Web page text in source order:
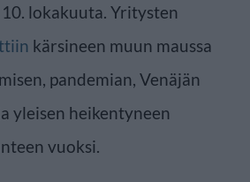
lokakuuta. Yritysten
kärsineen muun maussa
pandemian, Venäjän
yleisen heikentyneen
vuoksi.